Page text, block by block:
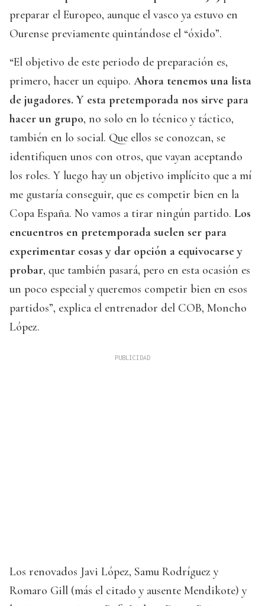
preparar el Europeo, aunque el vasco ya estuvo en
Ourense previamente quintándose el “óxido”.
“El objetivo de este periodo de preparación es,
primero, hacer un equipo. Ahora tenemos una lista
de jugadores. Y esta pretemporada nos sirve para
hacer un grupo, no solo en lo técnico y táctico,
también en lo social. Que ellos se conozcan, se
identifiquen unos con otros, que vayan aceptando
los roles. Y luego hay un objetivo implícito que a mí
me gustaría conseguir, que es competir bien en la
Copa España. No vamos a tirar ningún partido. Los
encuentros en pretemporada suelen ser para
experimentar cosas y dar opción a equivocarse y
probar, que también pasará, pero en esta ocasión es
un poco especial y queremos competir bien en esos
partidos”, explica el entrenador del COB, Moncho
López.
Los renovados Javi López, Samu Rodríguez y
Romaro Gill (más el citado y ausente Mendikote) y